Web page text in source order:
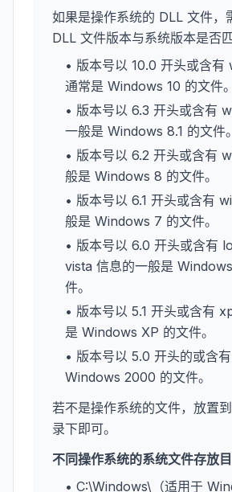
如果是操作系统的 DLL 文件，
DLL 文件版本与系统版本是否
• 版本号以 10.0 开头或含有
通常是 Windows 10 的文件。
• 版本号以 6.3 开头或含有
一般是 Windows 8.1 的文件。
• 版本号以 6.2 开头或含有
般是 Windows 8 的文件。
• 版本号以 6.1 开头或含有
般是 Windows 7 的文件。
• 版本号以 6.0 开头或含有
vista 信息的一般是
件。
• 版本号以 5.1 开头或含有
是 Windows XP 的文件。
• 版本号以 5.0 开头的或含
Windows 2000 的文件。
若不是操作系统的文件，放置
录下即可。
不同操作系统的系统文件存放目
• C:\Windows\（适用于